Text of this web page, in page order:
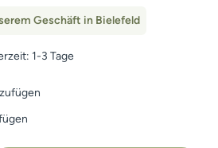
Geschäft in Bielefeld
1-3 Tage